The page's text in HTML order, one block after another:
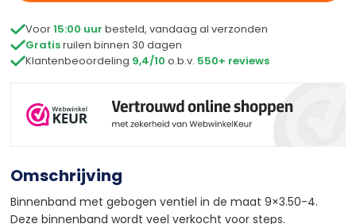
Voor15:00 uur besteld, vandaag al verzonden
Gratisruilen binnen 30 dagen
Klantenbeoordeling 9,4/10 o.b.v. 550+ reviews
Omschrijving
Binnenband met gebogen ventiel in de maat 9×3.50-4.
Deze binnenband wordt veel verkocht voor steps.